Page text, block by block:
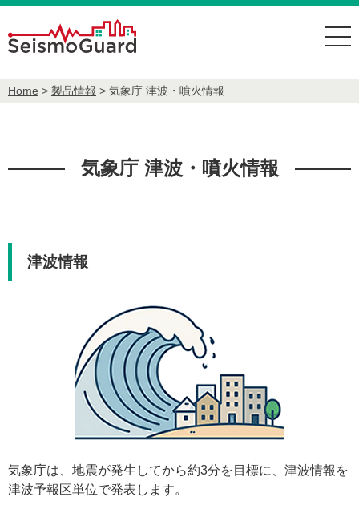
Home > 製品情報 > 気象庁 津波・噴火情報
気象庁 津波・噴火情報
津波情報
気象庁は、地震が発生してから約3分を目標に、津波情報を
津波予報区単位で発表します。